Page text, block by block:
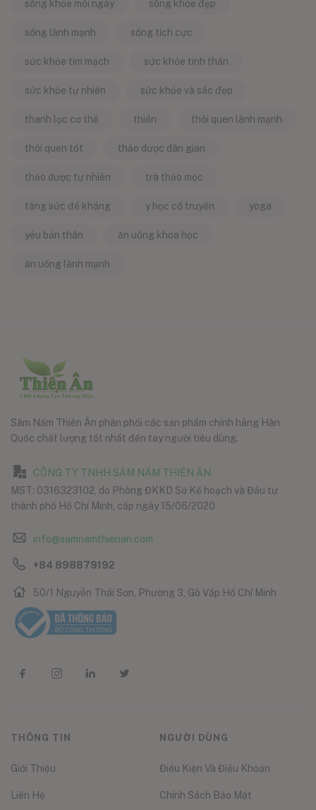
sống khỏe mỗi ngày sống khỏe đẹp
sống lành mạnh sống tích cực
sức khỏe tim mạch sức khỏe tinh thần
sức khỏe tự nhiên sức khỏe và sắc đẹp
thanh lọc cơ thể thiền thói quen lành mạnh
thói quen tốt thảo dược dân gian
thảo dược tự nhiên trà thảo mộc
tăng sức đề kháng y học cổ truyền yoga
yêu bản thân ăn uống khoa học
ăn uống lành mạnh
Sâm Nấm Thiên Ân phân phối các sản phẩm chính hãng Hàn
Quốc chất lượng tốt nhất đến tay người tiêu dùng.
CÔNG TY TNHH SÂM NẤM THIÊN ÂN
MST: 0316323102, do Phòng ĐKKD Sở Kế hoạch và Đầu tư
thành phố Hồ Chí Minh, cấp ngày 15/06/2020
info@samnamthienan.com
+84 898879192
50/1 Nguyễn Thái Sơn, Phường 3, Gò Vấp Hồ Chí Minh
THÔNG TIN
Giới Thiệu
Liên Hệ
NGƯỜI DÙNG
Điều Kiện Và Điều Khoản
Chính Sách Bảo Mật